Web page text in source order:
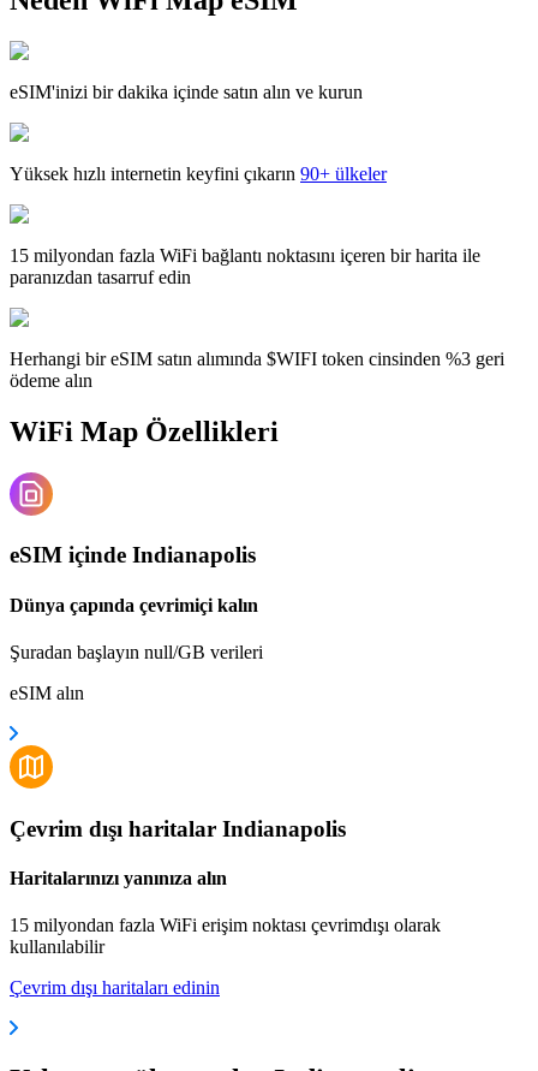
eSIM'inizi bir dakika içinde satın alın ve kurun
Yüksek hızlı internetin keyfini çıkarın 90+ ülkeler
15 milyondan fazla WiFi bağlantı noktasını içeren bir harita ile
paranızdan tasarruf edin
Herhangi bir eSIM satın alımında $WIFI token cinsinden %3 geri
ödeme alın
WiFi Map Özellikleri
eSIM içinde Indianapolis
Dünya çapında çevrimiçi kalın
Şuradan başlayın null/GB verileri
eSIM alın
Çevrim dışı haritalar Indianapolis
Haritalarınızı yanınıza alın
15 milyondan fazla WiFi erişim noktası çevrimdışı olarak
kullanılabilir
Çevrim dışı haritaları edinin